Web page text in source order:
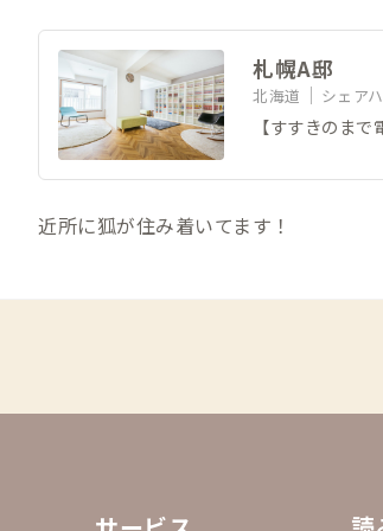
札幌A邸
北海道 シェア
【すすきのま
近所に狐が住み着いてます！